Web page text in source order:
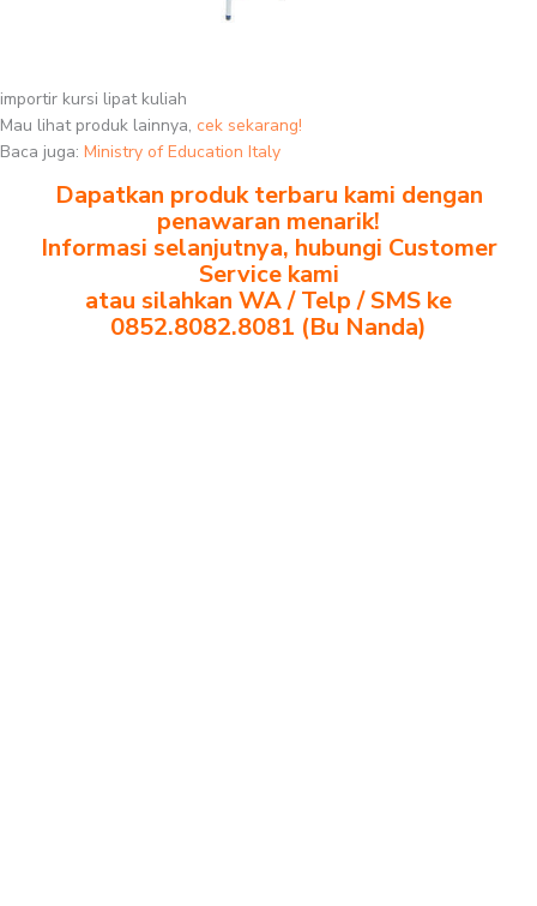
importir kursi lipat kuliah
Mau lihat produk lainnya, cek sekarang!
Baca juga: Ministry of Education Italy
Dapatkan produk terbaru kami dengan
penawaran menarik!
Informasi selanjutnya, hubungi Customer
Service kami
atau silahkan WA / Telp / SMS ke
0852.8082.8081 (Bu Nanda)